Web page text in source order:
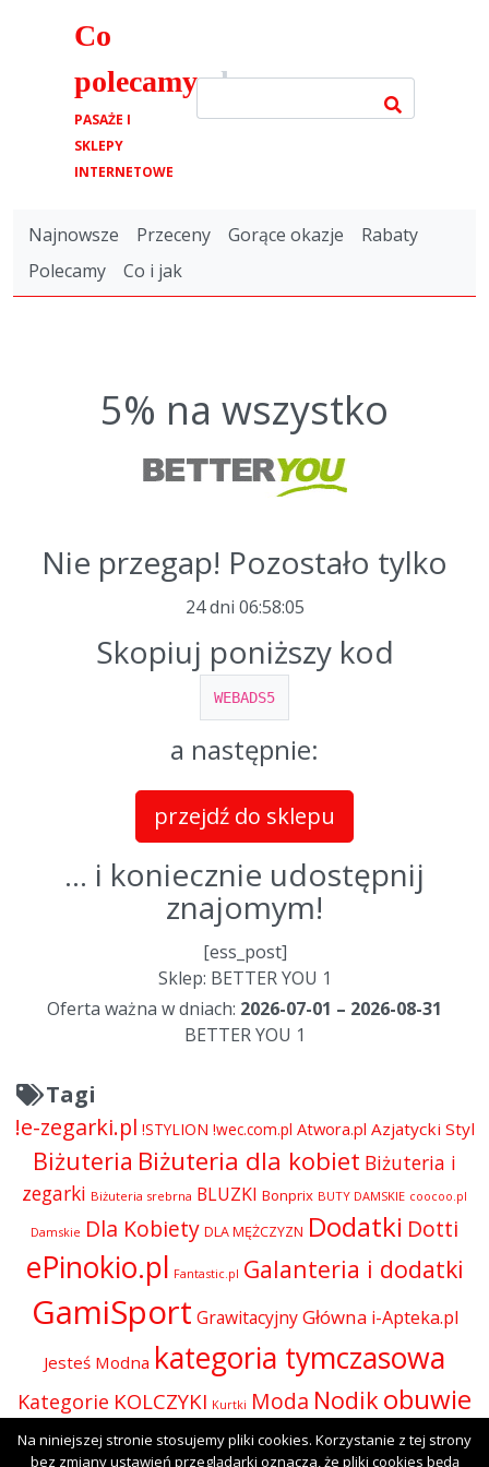
Co
polecamy.pl
PASAŻE I
SKLEPY
INTERNETOWE
Najnowsze Przeceny Gorące okazje
Rabaty
Polecamy
Co i jak
5% na wszystko
Nie przegap! Pozostało tylko
24 dni 06:58:04
Skopiuj poniższy kod
WEBADS5
a następnie:
przejdź do sklepu
... i koniecznie udostępnij
znajomym!
[ess_post]
Sklep: BETTER YOU 1
Oferta ważna w dniach: 2026-07-01 – 2026-08-31
BETTER YOU 1
Tagi
!e-zegarki.pl !STYLION !wec.com.pl Atwora.pl Azjatycki Styl
Biżuteria Biżuteria dla kobiet Biżuteria i
zegarki Biżuteria srebrna BLUZKI Bonprix BUTY DAMSKIE coocoo.pl
Damskie Dla Kobiety DLA MĘŻCZYZN Dodatki Dotti
ePinokio.pl Fantastic.pl Galanteria i dodatki
GamiSport Grawitacyjny Główna i-Apteka.pl
Jesteś Modna kategoria tymczasowa
Kategorie KOLCZYKI Kurtki Moda Nodik obuwie
Odzież Okulary Olive.pl Perfumy Perfumy i kosmetyki
Na niniejszej stronie stosujemy pliki cookies. Korzystanie z tej strony
bez zmiany ustawień przeglądarki oznacza, że pliki cookies będą